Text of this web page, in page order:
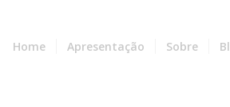
Home Apresentação Sobre